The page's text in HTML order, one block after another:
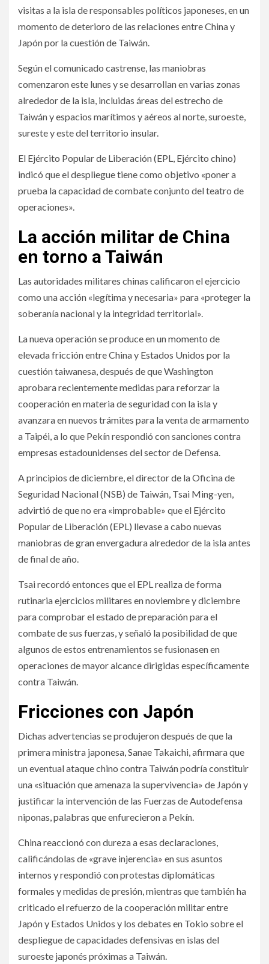
visitas a la isla de responsables políticos japoneses, en un
momento de deterioro de las relaciones entre China y
Japón por la cuestión de Taiwán.
Según el comunicado castrense, las maniobras
comenzaron este lunes y se desarrollan en varias zonas
alrededor de la isla, incluidas áreas del estrecho de
Taiwán y espacios marítimos y aéreos al norte, suroeste,
sureste y este del territorio insular.
El Ejército Popular de Liberación (EPL, Ejército chino)
indicó que el despliegue tiene como objetivo «poner a
prueba la capacidad de combate conjunto del teatro de
operaciones».
La acción militar de China
en torno a Taiwán
Las autoridades militares chinas calificaron el ejercicio
como una acción «legítima y necesaria» para «proteger la
soberanía nacional y la integridad territorial».
La nueva operación se produce en un momento de
elevada fricción entre China y Estados Unidos por la
cuestión taiwanesa, después de que Washington
aprobara recientemente medidas para reforzar la
cooperación en materia de seguridad con la isla y
avanzara en nuevos trámites para la venta de armamento
a Taipéi, a lo que Pekín respondió con sanciones contra
empresas estadounidenses del sector de Defensa.
A principios de diciembre, el director de la Oficina de
Seguridad Nacional (NSB) de Taiwán, Tsai Ming-yen,
advirtió de que no era «improbable» que el Ejército
Popular de Liberación (EPL) llevase a cabo nuevas
maniobras de gran envergadura alrededor de la isla antes
de final de año.
Tsai recordó entonces que el EPL realiza de forma
rutinaria ejercicios militares en noviembre y diciembre
para comprobar el estado de preparación para el
combate de sus fuerzas, y señaló la posibilidad de que
algunos de estos entrenamientos se fusionasen en
operaciones de mayor alcance dirigidas específicamente
contra Taiwán.
Fricciones con Japón
Dichas advertencias se produjeron después de que la
primera ministra japonesa, Sanae Takaichi, afirmara que
un eventual ataque chino contra Taiwán podría constituir
una «situación que amenaza la supervivencia» de Japón y
justificar la intervención de las Fuerzas de Autodefensa
niponas, palabras que enfurecieron a Pekín.
China reaccionó con dureza a esas declaraciones,
calificándolas de «grave injerencia» en sus asuntos
internos y respondió con protestas diplomáticas
formales y medidas de presión, mientras que también ha
criticado el refuerzo de la cooperación militar entre
Japón y Estados Unidos y los debates en Tokio sobre el
despliegue de capacidades defensivas en islas del
suroeste japonés próximas a Taiwán.